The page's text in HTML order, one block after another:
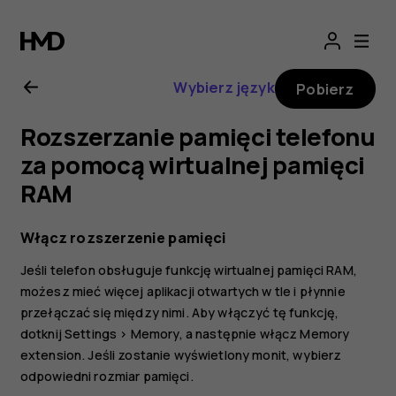
Nokia
C12
—
instrukcja
obsługi
Wybierz język Pobierz
Rozszerzanie pamięci telefonu
za pomocą wirtualnej pamięci
RAM
Włącz rozszerzenie pamięci
Jeśli telefon obsługuje funkcję wirtualnej pamięci RAM,
możesz mieć więcej aplikacji otwartych w tle i płynnie
przełączać się między nimi. Aby włączyć tę funkcję,
dotknijSettings > Memory, a następnie włączMemory
extension. Jeśli zostanie wyświetlony monit, wybierz
odpowiedni rozmiar pamięci.